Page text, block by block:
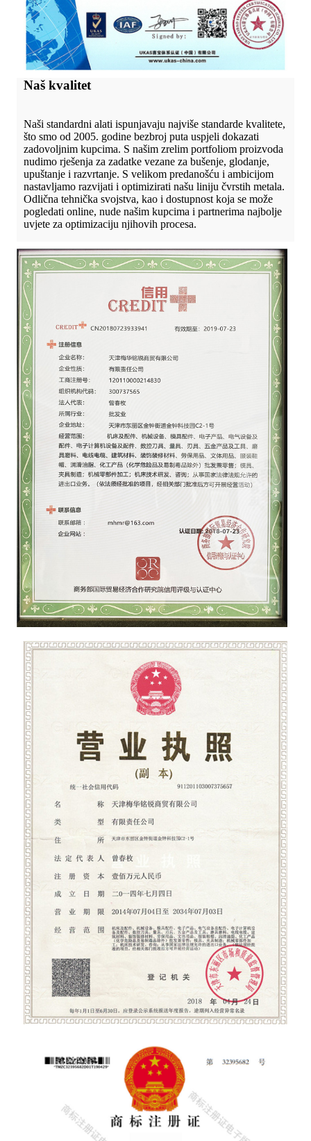
Naš kvalitet
Naši standardni alati ispunjavaju najviše standarde kvalitete,
što smo od 2005. godine bezbroj puta uspjeli dokazati
zadovoljnim kupcima. S našim zrelim portfoliom proizvoda
nudimo rješenja za zadatke vezane za bušenje, glodanje,
upuštanje i razvrtanje. S velikom predanošću i ambicijom
nastavljamo razvijati i optimizirati našu liniju čvrstih metala.
Odlična tehnička svojstva, kao i dostupnost koja se može
pogledati online, nude našim kupcima i partnerima najbolje
uvjete za optimizaciju njihovih procesa.